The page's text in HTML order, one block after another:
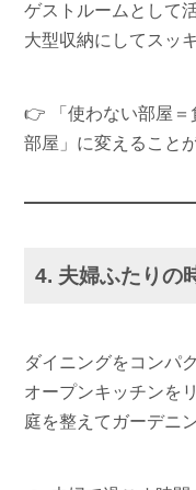
ゲストルームとして
大型収納にしてスッ
👉 「使わない部屋＝
部屋」に変えること
4. 夫婦ふたりの
ダイニングをコンパ
オープンキッチンを
庭を整えてガーデニ